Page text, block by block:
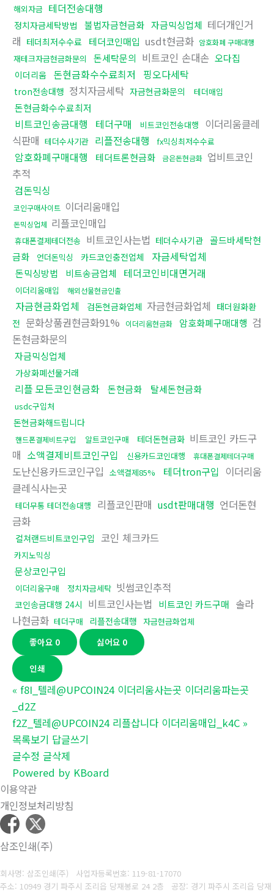
해외자금 테더전송대행
정치자금세탁방법 불법자금현금화 자금믹싱업체 테더개인거
래 테더최저수수료 테더코인매입 usdt현금화 암호화폐 구매대행
재테크자금현금화문의 돈세탁문의 비트코인 손대손 오다집
이더리움 돈현금화수수료최저 핑오다세탁
tron전송대행 정치자금세탁 자금현금화문의 테더매입
돈현금화수수료최저
비트코인송금대행 테더구매 비트코인전송대행
이더리움클레
식판매 테더수사기관 리플전송대행 fx믹싱최저수수료
암호화폐구매대행 테더트론현금화 금은돈현금화 업비트코인
추적
검돈믹싱
코인구매사이트 이더리움매입
돈믹싱업체 리플코인매입
휴대폰결제테더전송 비트코인사는법 테더수사기관 골드바세탁현
금화
언더돈믹싱 카드코인충전업체 자금세탁업체
돈믹싱방법 비트송금업체 테더코인비대면거래
이더리움매입 해외선물현금인출
자금현금화업체 검돈현금화업체 자금현금화업체 태더원화환
전 문화상품권현금화91% 이더리움현금화 암호화폐구매대행 검
돈현금화문의
자금믹싱업체
가상화폐선물거래
리플 모든코인현금화 돈현금화 탈세돈현금화
usdc구입처
돈현금화해드립니다
핸드폰결제비트구입 알트코인구매 테더돈현금화 비트코인 카드구
매 소액결제비트코인구입 신용카드코인대행 휴대폰결제테더구매
도난신용카드코인구입 소액결제85% 테더tron구입 이더리움
클레식사는곳
테더무통 테더전송대행 리플코인판매 usdt판매대행 언더돈현
금화
컬쳐랜드비트코인구입 코인 체크카드
카지노믹싱
문상코인구입
이더리움구매 정치자금세탁 빗썸코인추적
코인송금대행 24시 비트코인사는법 비트코인 카드구매 솔라
나현금화 테더구매 리플전송대행 자금현금화업체
좋아요 0 싫어요 0
인쇄
« f8I_텔레@UPCOIN24 이더리움사는곳 이더리움파는곳
_d2Z
f2Z_텔레@UPCOIN24 리플삽니다 이더리움매입_k4C »
목록보기 답글쓰기
글수정 글삭제
Powered by KBoard
이용약관
개인정보처리방침
삼조인쇄(주)
회사명: 삼조인쇄(주) 사업자등록번호: 119-81-17070
주소: 10949 경기 파주시 조리읍 당재봉로 24 2층 공장: 경기 파주시 조리읍 당재